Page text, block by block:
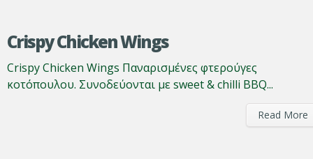
Crispy Chicken Wings
Crispy Chicken Wings Παναρισμένες φτερούγες
κοτόπουλου. Συνοδεύονται με sweet & chilli BBQ...
Read More